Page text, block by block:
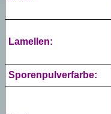
Lamellen:
Sporenpulverfarbe: